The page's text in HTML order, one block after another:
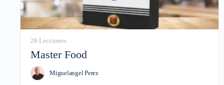
26 Lecciones
Master Food
Miguelangel Perez